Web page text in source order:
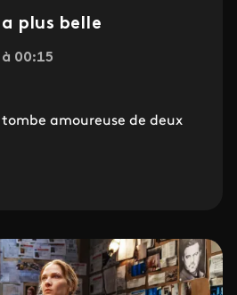
plus belle
00:15
amoureuse de deux